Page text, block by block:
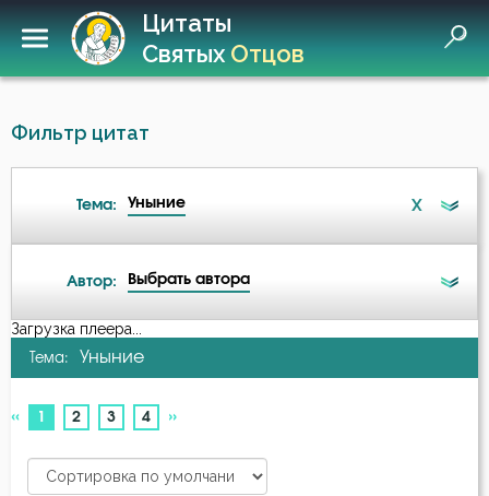
Цитаты
СвятыхОтцов
Фильтр цитат
Тема: Уныние X
Ад
Ангел Хранитель
Антихрист
Автор: Выбрать автора
А-я
Загрузка плеера...
Тема: Уныние
« 1 (current)
2 3 4 »